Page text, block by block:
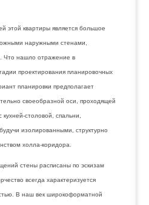
этой квартиры является большое
наружными стенами,
Что нашло отражение в
проектирования планировочных
планировки предполагает
своеобразной оси, проходящей
кухней-столовой, спальни,
изолированными, структурно
холла-коридора.
стены расписаны по эскизам
всегда характеризуется
В наш век широкоформатной